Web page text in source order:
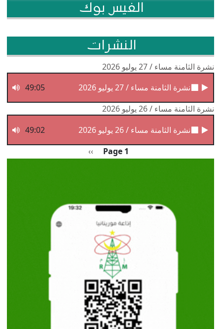
الفيس بوك
النشرات
نشرة الثامنة مساء / 27 يوليو 2026
نشرة الثامنة مساء / 27 يوليو 2026
49:05
نشرة الثامنة مساء / 26 يوليو 2026
نشرة الثامنة مساء / 26 يوليو 2026
49:02
Page 1 الصفحة التالية
››